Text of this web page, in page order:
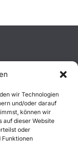
wir Technologien
und/oder darauf
können wir
auf dieser Website
oder